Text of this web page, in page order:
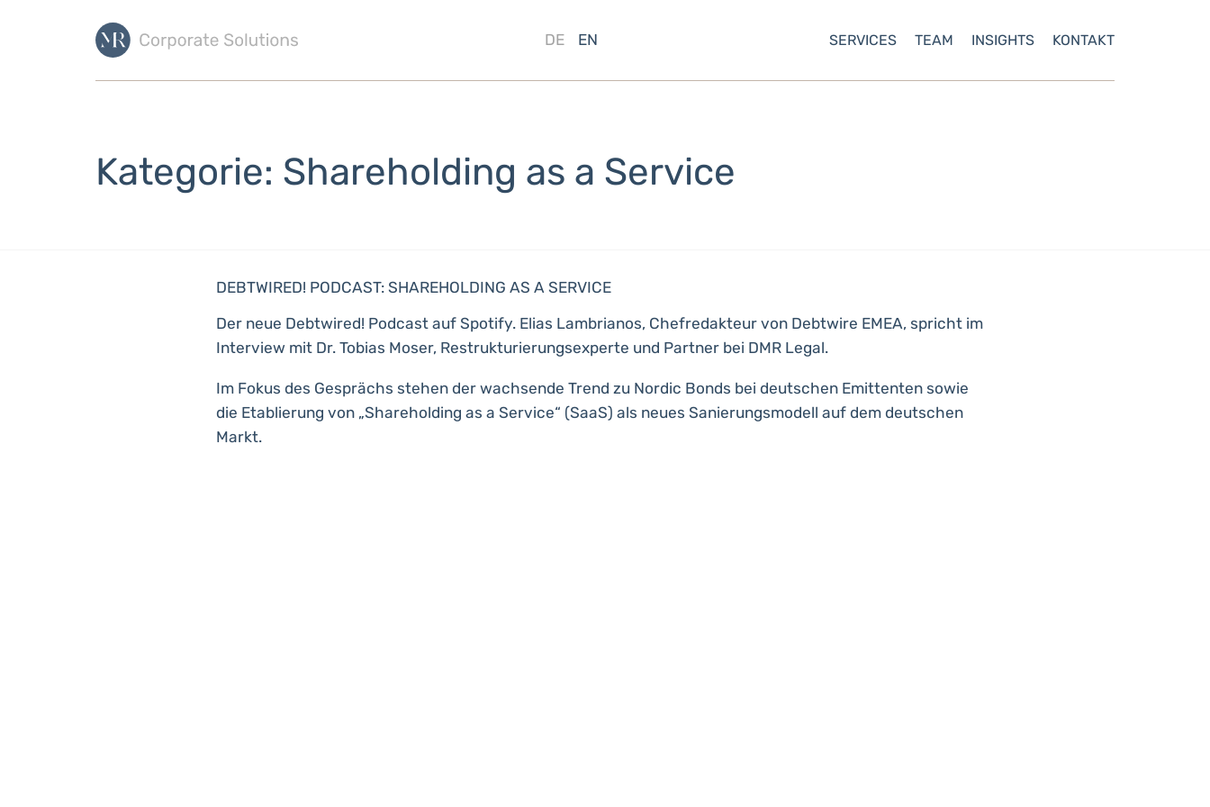
DE EN SERVICES TEAM INSIGHTS KONTAKT
Kategorie: Shareholding as a Service
DEBTWIRED! PODCAST: SHAREHOLDING AS A SERVICE
Der neue Debtwired! Podcast auf Spotify. Elias Lambrianos, Chefredakteur von Debtwire EMEA, spricht im
Interview mit Dr. Tobias Moser, Restrukturierungsexperte und Partner bei DMR Legal.
Im Fokus des Gesprächs stehen der wachsende Trend zu Nordic Bonds bei deutschen Emittenten sowie
die Etablierung von „Shareholding as a Service“ (SaaS) als neues Sanierungsmodell auf dem deutschen
Markt.